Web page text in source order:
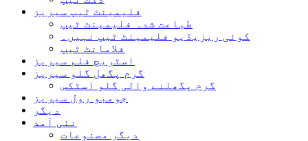
فلیمینٹ ٹیپ سیریز
طباعت شدہ فلیمینٹ ٹیپ
کوئی ریزیڈیو فلیمینٹ ٹیپ نہیں۔
فلامانٹ ٹیپ
اسٹریچ فلم سیریز
گرم پگھل گلو سیریز
گرم پگھلنے والی گلو اسٹکس
جومبو رول سیریز
دیگر
نئی آمد
دیگر مصنوعات